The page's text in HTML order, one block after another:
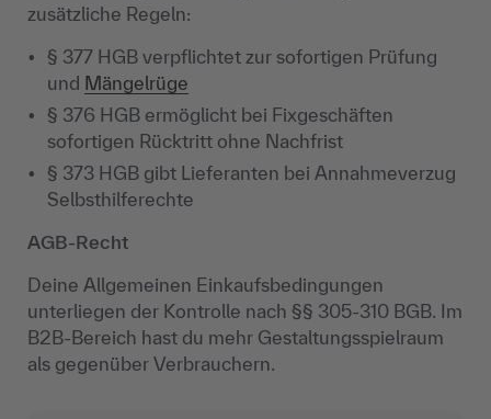
zusätzliche Regeln:
§ 377 HGB verpflichtet zur sofortigen Prüfung
und Mängelrüge
§ 376 HGB ermöglicht bei Fixgeschäften
sofortigen Rücktritt ohne Nachfrist
§ 373 HGB gibt Lieferanten bei Annahmeverzug
Selbsthilferechte
AGB-Recht
Deine Allgemeinen Einkaufsbedingungen
unterliegen der Kontrolle nach §§ 305-310 BGB. Im
B2B-Bereich hast du mehr Gestaltungsspielraum
als gegenüber Verbrauchern.